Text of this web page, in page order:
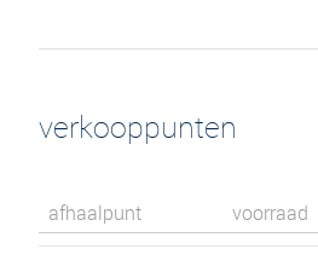
verkooppunten
afhaalpunt voorraad